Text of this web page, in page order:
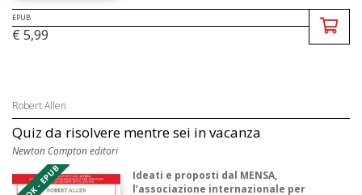
EPUB
€ 5,99
Robert Allen
Quiz da risolvere mentre sei in vacanza
Newton Compton editori
Ideati e proposti dal MENSA,
l’associazione internazionale per